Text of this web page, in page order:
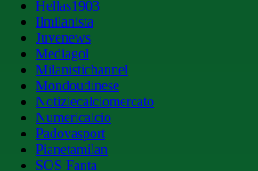
Hellas1903
Ilmilanista
Juvenews
Mediagol
Milanistichannel
Mondoudinese
Notiziecalciomercato
Numericalcio
Padovasport
Pianetamilan
SOS Fanta